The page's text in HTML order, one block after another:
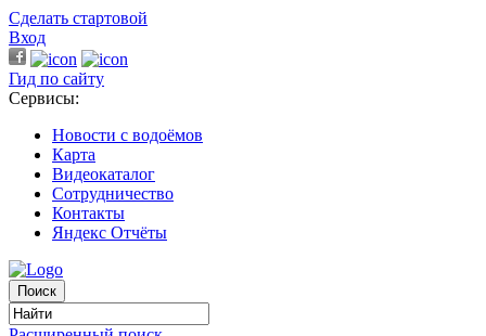
Сделать стартовой
Вход
Гид по сайту
Сервисы:
Новости с водоёмов
Карта
Видеокаталог
Сотрудничество
Контакты
Яндекс Отчёты